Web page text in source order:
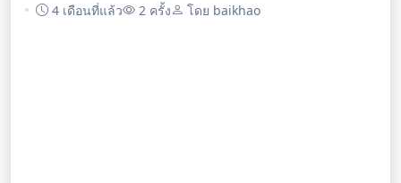
4 เดือนที่แล้ว 2 ครั้ง โดย baikhao